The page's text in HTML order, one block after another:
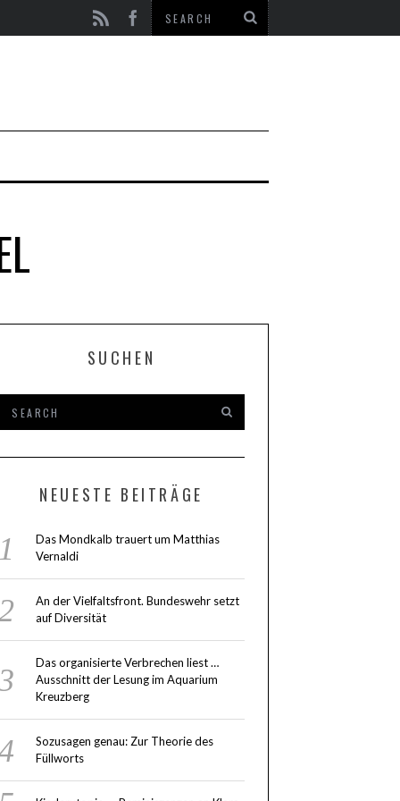
SUCHEN
NEUESTE BEITRÄGE
Das Mondkalb trauert um Matthias
Vernaldi
An der Vielfaltsfront. Bundeswehr setzt
auf Diversität
Das organisierte Verbrechen liest …
Ausschnitt der Lesung im Aquarium
Kreuzberg
Sozusagen genau: Zur Theorie des
Füllworts